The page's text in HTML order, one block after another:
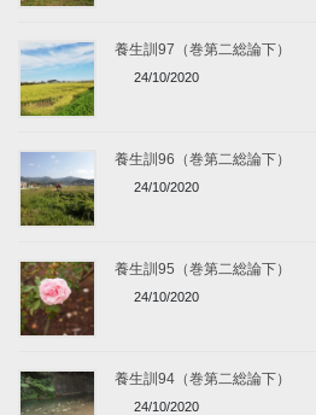
養生訓97（巻第二総論下）
24/10/2020
養生訓96（巻第二総論下）
24/10/2020
養生訓95（巻第二総論下）
24/10/2020
養生訓94（巻第二総論下）
24/10/2020